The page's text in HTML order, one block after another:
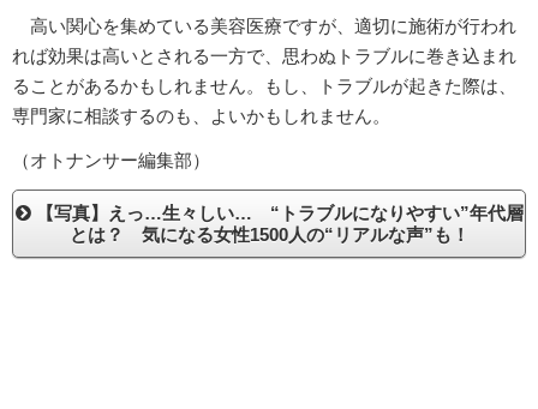
高い関心を集めている美容医療ですが、適切に施術が行われ
れば効果は高いとされる一方で、思わぬトラブルに巻き込まれ
ることがあるかもしれません。もし、トラブルが起きた際は、
専門家に相談するのも、よいかもしれません。
（オトナンサー編集部）
【写真】えっ…生々しい… “トラブルになりやすい”年代層
とは？ 気になる女性1500人の“リアルな声”も！